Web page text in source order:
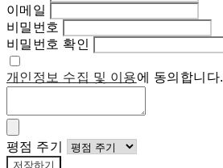
이메일
비밀번호
비밀번호 확인
개인정보 수집 및 이용에 동의합니다.
평점 주기
저장하기